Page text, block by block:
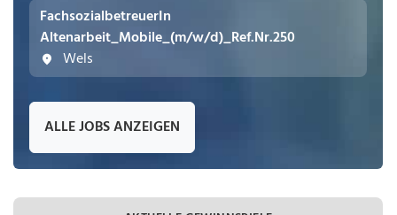
FachsozialbetreuerIn
Altenarbeit_Mobile_(m/w/d)_Ref.Nr.250
Wels
ALLE JOBS ANZEIGEN